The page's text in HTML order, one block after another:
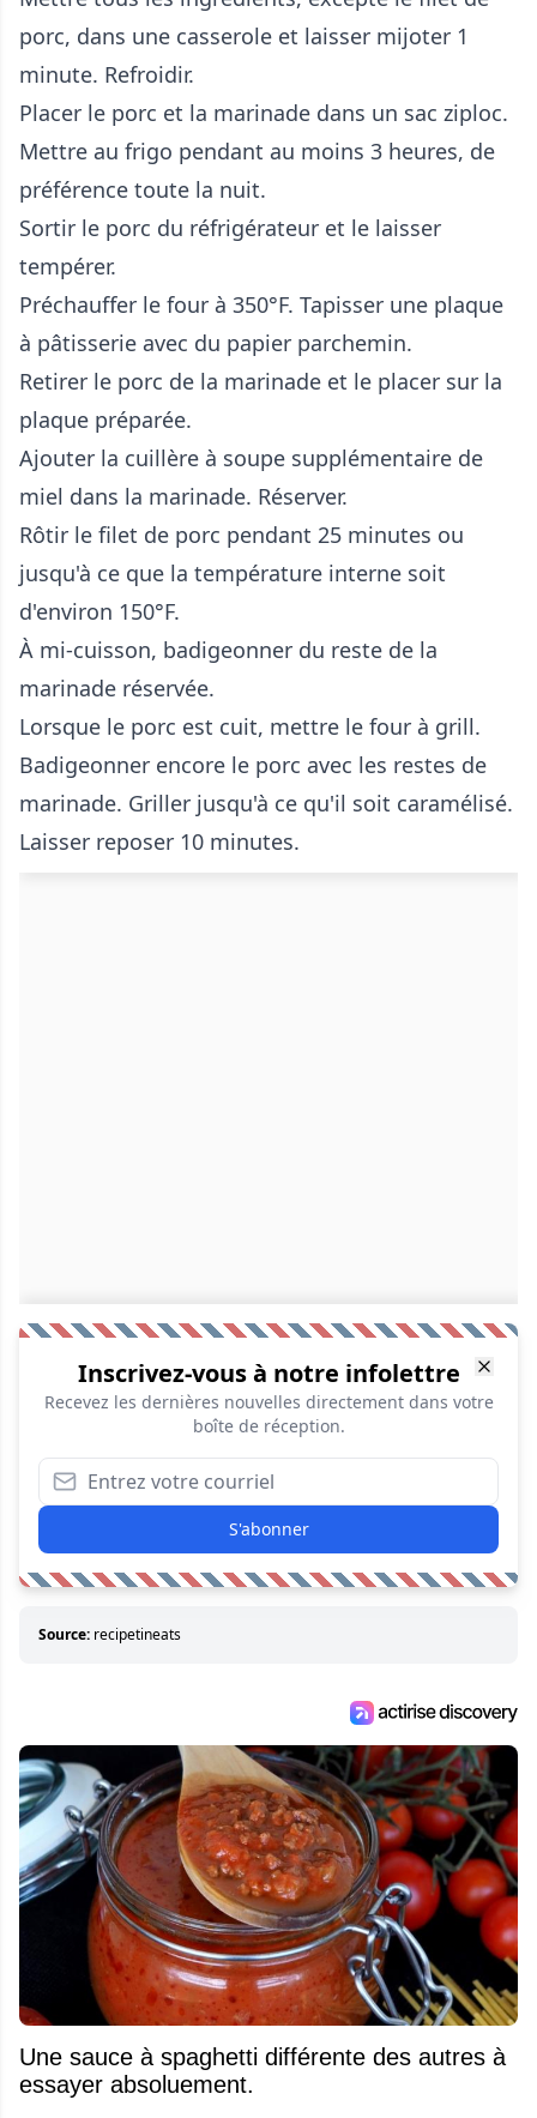
porc, dans une casserole et laisser mijoter 1
minute. Refroidir.
Placer le porc et la marinade dans un sac ziploc.
Mettre au frigo pendant au moins 3 heures, de
préférence toute la nuit.
Sortir le porc du réfrigérateur et le laisser
tempérer.
Préchauffer le four à 350°F. Tapisser une plaque
à pâtisserie avec du papier parchemin.
Retirer le porc de la marinade et le placer sur la
plaque préparée.
Ajouter la cuillère à soupe supplémentaire de
miel dans la marinade. Réserver.
Rôtir le filet de porc pendant 25 minutes ou
jusqu'à ce que la température interne soit
d'environ 150°F.
À mi-cuisson, badigeonner du reste de la
marinade réservée.
Lorsque le porc est cuit, mettre le four à grill.
Badigeonner encore le porc avec les restes de
marinade. Griller jusqu'à ce qu'il soit caramélisé.
Laisser reposer 10 minutes.
Inscrivez-vous à notre infolettre
Recevez les dernières nouvelles directement dans votre
boîte de réception.
S'abonner
Source: recipetineats
Une sauce à spaghetti différente des autres à
essayer absoluement.